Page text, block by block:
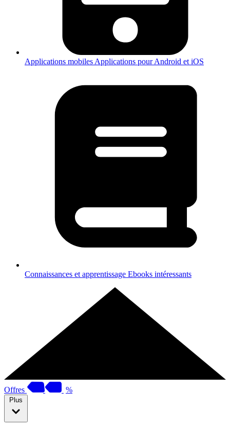
Applications mobiles Applications pour Android et iOS
Connaissances et apprentissage Ebooks intéressants
Offres %
Plus